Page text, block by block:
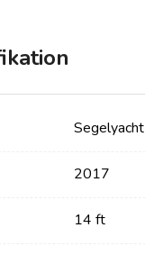
Segelyacht
2017
14 ft